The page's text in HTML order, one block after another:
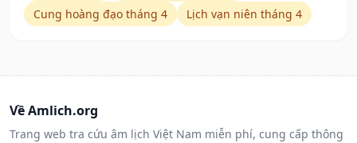
Cung hoàng đạo tháng 4
Lịch vạn niên tháng 4
Về Amlich.org
Trang web tra cứu âm lịch Việt Nam miễn phí, cung cấp thông